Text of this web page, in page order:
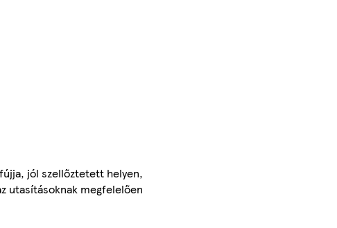
jól szellőztetett helyen,
utasításoknak megfelelően